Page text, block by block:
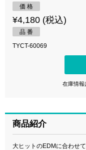
価 格
¥4,180 (税込)
品 番
TYCT-60069
在庫情報
商品紹介
大ヒットのEDMに合わせ